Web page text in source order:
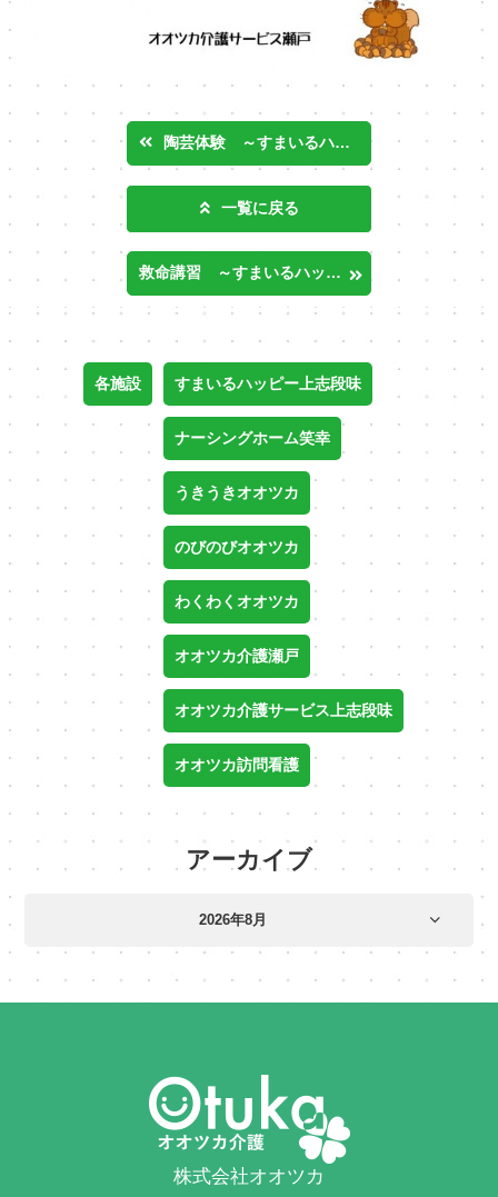
陶芸体験 ～すまいるハッピー上志段味・わくわくオオツカ～
一覧に戻る
救命講習 ～すまいるハッピー上志段味・わくわくオオツカ～
各施設 すまいるハッピー上志段味
ナーシングホーム笑幸
うきうきオオツカ
のびのびオオツカ
わくわくオオツカ
オオツカ介護瀬戸
オオツカ介護サービス上志段味
オオツカ訪問看護
アーカイブ
株式会社オオツカ